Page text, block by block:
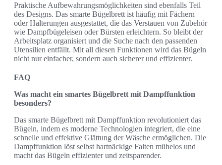
Praktische Aufbewahrungsmöglichkeiten sind ebenfalls Teil
des Designs. Das smarte Bügelbrett ist häufig mit Fächern
oder Halterungen ausgestattet, die das Verstauen von Zubehör
wie Dampfbügeleisen oder Bürsten erleichtern. So bleibt der
Arbeitsplatz organisiert und die Suche nach den passenden
Utensilien entfällt. Mit all diesen Funktionen wird das Bügeln
nicht nur einfacher, sondern auch sicherer und effizienter.
FAQ
Was macht ein smartes Bügelbrett mit Dampffunktion
besonders?
Das smarte Bügelbrett mit Dampffunktion revolutioniert das
Bügeln, indem es moderne Technologien integriert, die eine
schnelle und effektive Glättung der Wäsche ermöglichen. Die
Dampffunktion löst selbst hartnäckige Falten mühelos und
macht das Bügeln effizienter und zeitsparender.